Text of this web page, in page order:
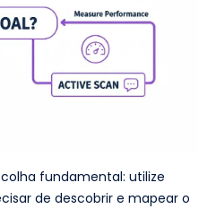
fundamental: utilize
de descobrir e mapear o